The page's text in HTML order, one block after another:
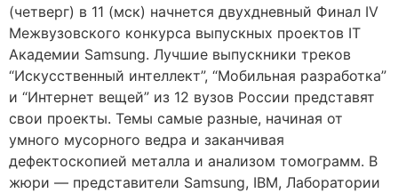
(четверг) в 11 (мск) начнется двухдневный Финал IV
Межвузовского конкурса выпускных проектов IT
Академии Samsung. Лучшие выпускники треков
“Искусственный интеллект”, “Мобильная разработка”
и “Интернет вещей” из 12 вузов России представят
свои проекты. Темы самые разные, начиная от
умного мусорного ведра и заканчивая
дефектоскопией металла и анализом томограмм. В
жюри — представители Samsung, IBM, Лаборатории